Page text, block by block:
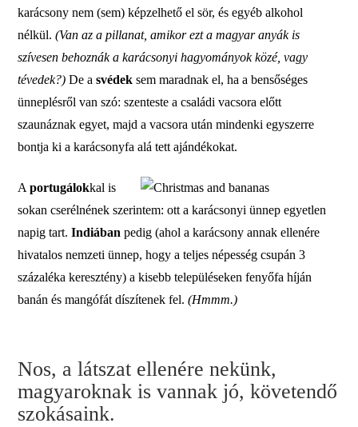
karácsony nem (sem) képzelhető el sör, és egyéb alkohol
nélkül.(Van az a pillanat, amikor ezt a magyar anyák is
szívesen behoznák a karácsonyi hagyományok közé, vagy
tévedek?) De asvédek sem maradnak el, ha a bensőséges
ünneplésről van szó: szenteste a családi vacsora előtt
szaunáznak egyet, majd a vacsora után mindenki egyszerre
bontja ki a karácsonyfa alá tett ajándékokat.
Aportugálokkal is
sokan cserélnének szerintem: ott a karácsonyi ünnep egyetlen
napig tart.Indiában pedig (ahol a karácsony annak ellenére
hivatalos nemzeti ünnep, hogy a teljes népesség csupán 3
százaléka keresztény) a kisebb településeken fenyőfa híján
banán és mangófát díszítenek fel.(Hmmm.)
Nos, a látszat ellenére nekünk,
magyaroknak is vannak jó, követendő
szokásaink.